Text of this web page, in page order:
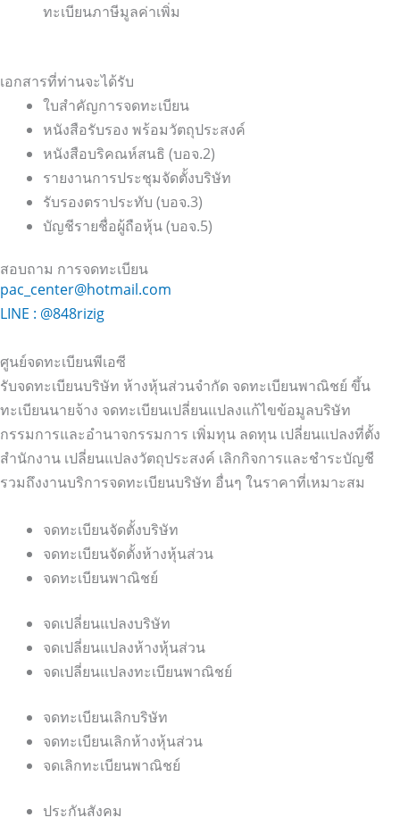
ทะเบียนภาษีมูลค่าเพิ่ม
เอกสารที่ท่านจะได้รับ
ใบสำคัญการจดทะเบียน
หนังสือรับรอง พร้อมวัตถุประสงค์
หนังสือบริคณห์สนธิ (บอจ.2)
รายงานการประชุมจัดตั้งบริษัท
รับรองตราประทับ (บอจ.3)
บัญชีรายชื่อผู้ถือหุ้น (บอจ.5)
สอบถาม การจดทะเบียน
pac_center@hotmail.com
LINE : @848rizig
ศูนย์จดทะเบียนพีเอซี
รับจดทะเบียนบริษัท ห้างหุ้นส่วนจำกัด จดทะเบียนพาณิชย์ ขึ้น
ทะเบียนนายจ้าง จดทะเบียนเปลี่ยนแปลงแก้ไขข้อมูลบริษัท
กรรมการและอำนาจกรรมการ เพิ่มทุน ลดทุน เปลี่ยนแปลงที่ตั้ง
สำนักงาน เปลี่ยนแปลงวัตถุประสงค์ เลิกกิจการและชำระบัญชี
รวมถึงงานบริการจดทะเบียนบริษัท อื่นๆ ในราคาที่เหมาะสม
จดทะเบียนจัดตั้งบริษัท
จดทะเบียนจัดตั้งห้างหุ้นส่วน
จดทะเบียนพาณิชย์
จดเปลี่ยนแปลงบริษัท
จดเปลี่ยนแปลงห้างหุ้นส่วน
จดเปลี่ยนแปลงทะเบียนพาณิชย์
จดทะเบียนเลิกบริษัท
จดทะเบียนเลิกห้างหุ้นส่วน
จดเลิกทะเบียนพาณิชย์
ประกันสังคม